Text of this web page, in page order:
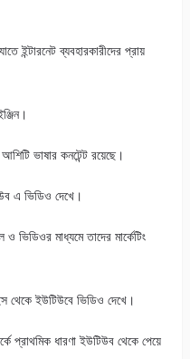
ইন্টারনেট ব্যবহারকারীদের প্রায়
ভাষার কনটেন্ট রয়েছে।
এ ভিডিও দেখে।
ভিডিওর মাধ্যমে তাদের মার্কেটিং
থেকে ইউটিউবে ভিডিও দেখে।
প্রাথমিক ধারণা ইউটিউব থেকে পেয়ে